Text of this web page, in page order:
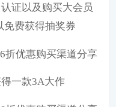
证以及购买大会员
免费获得抽奖券
一款3A大作